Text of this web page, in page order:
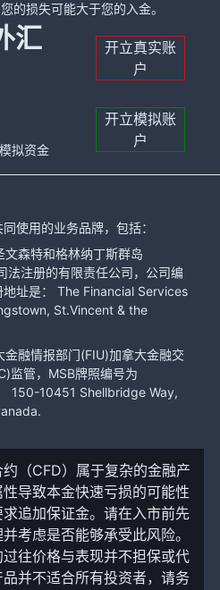
的损失可能大于您的入金。
汇
开立真实账
户
拟资金
开立模拟账
户
使用的业务品牌，包括：
森特和格林纳丁斯群岛
法注册的有限责任公司，公司编
址是： The Financial Services
St.Vincent & the
融情报部门(FIU)加拿大金融交
监管，MSB牌照编号为
150-10451 Shellbridge Way,
（CFD）属于复杂的金融产
导致本金快速亏损的可能性
追加保证金。请在入市前先
考虑是否能够承受此风险。
往价格与表现并不担保或代
并不适合所有投资者，请务